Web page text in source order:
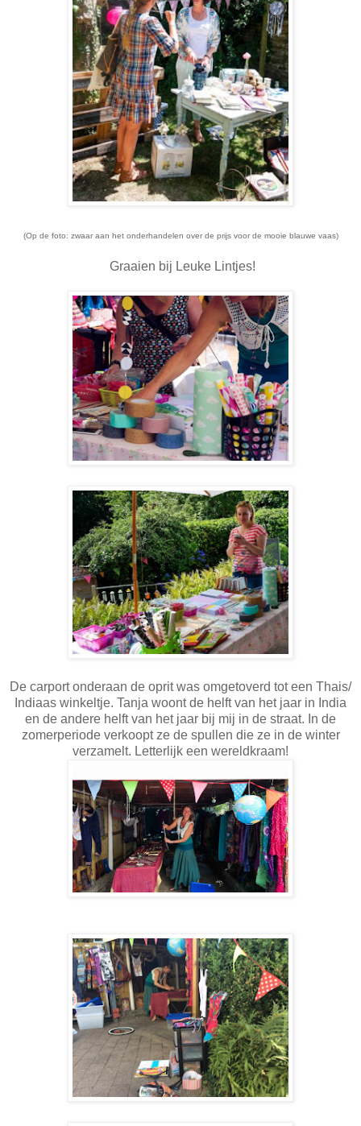
(Op de foto: zwaar aan het onderhandelen over de prijs voor de mooie blauwe vaas)
Graaien bij Leuke Lintjes!
De carport onderaan de oprit was omgetoverd tot een Thais/
Indiaas winkeltje. Tanja woont de helft van het jaar in India
en de andere helft van het jaar bij mij in de straat. In de
zomerperiode verkoopt ze de spullen die ze in de winter
verzamelt. Letterlijk een wereldkraam!